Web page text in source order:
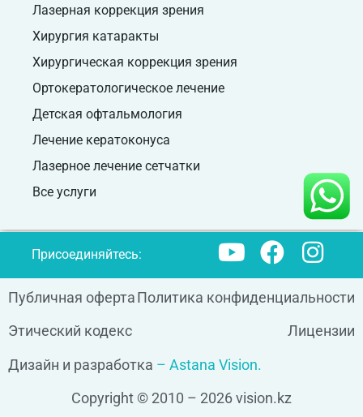
Лазерная коррекция зрения
Хирургия катаракты
Хирургическая коррекция зрения
Ортокератологическое лечение
Детская офтальмология
Лечение кератоконуса
Лазерное лечение сетчатки
Все услуги
Присоединяйтесь:
Публичная офертаПолитика конфиденциальности
Этический кодекс
Лицензии
Дизайн и разработка – Astana Vision.
Copyright © 2010 – 2026 vision.kz